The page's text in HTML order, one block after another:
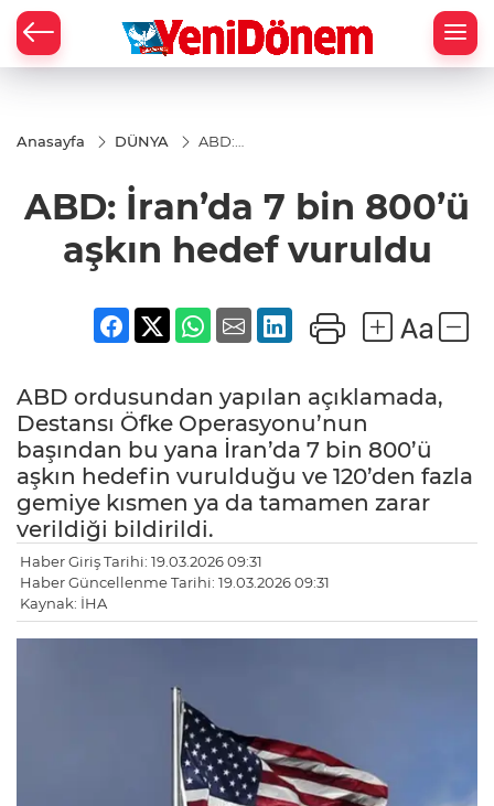
Anasayfa DÜNYA
ABD:
800’ü
aşkın
vuruldu
ABD: İran’da 7 bin 800’ü
aşkın hedef vuruldu
ABD ordusundan yapılan açıklamada,
Destansı Öfke Operasyonu’nun
başından bu yana İran’da 7 bin 800’ü
aşkın hedefin vurulduğu ve 120’den fazla
gemiye kısmen ya da tamamen zarar
verildiği bildirildi.
Haber Giriş Tarihi: 19.03.2026 09:31
Haber Güncellenme Tarihi: 19.03.2026 09:31
Kaynak: İHA